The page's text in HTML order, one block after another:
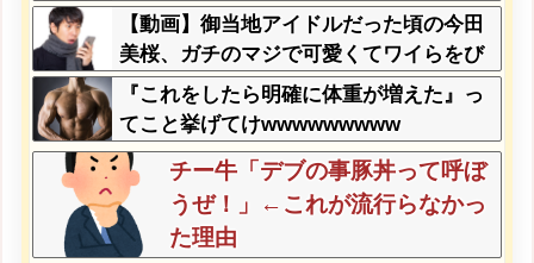
【動画】御当地アイドルだった頃の今田
美桜、ガチのマジで可愛くてワイらをび
びらせまくってしまうw w w w w w w w
『これをしたら明確に体重が増えた』っ
てこと挙げてけwwwwwwwww
チー牛「デブの事豚丼って呼ぼ
うぜ！」←これが流行らなかっ
た理由